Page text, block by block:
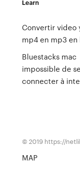
Learn
Convertir video
mp4 en mp3 en
Bluestacks mac
impossible de se
connecter à
© 2019 https://
MAP